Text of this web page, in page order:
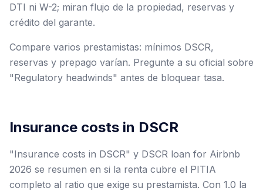
DTI ni W-2; miran flujo de la propiedad, reservas y
crédito del garante.
Compare varios prestamistas: mínimos DSCR,
reservas y prepago varían. Pregunte a su oficial sobre
"Regulatory headwinds" antes de bloquear tasa.
Insurance costs in DSCR
"Insurance costs in DSCR" y DSCR loan for Airbnb
2026 se resumen en si la renta cubre el PITIA
completo al ratio que exige su prestamista. Con 1.0 la